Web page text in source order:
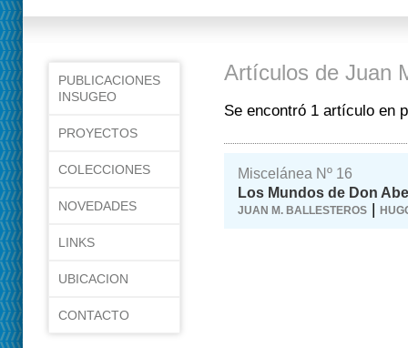
PUBLICACIONES
INSUGEO
PROYECTOS
COLECCIONES
NOVEDADES
LINKS
UBICACION
CONTACTO
Artículos de Juan
Se encontró 1 artículo en
Miscelánea Nº 16
Los Mundos de Don
JUAN M. BALLESTEROS |